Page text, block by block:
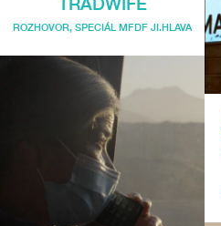
ROZHOVOR, SPECIÁL MFDF JI.HLAVA